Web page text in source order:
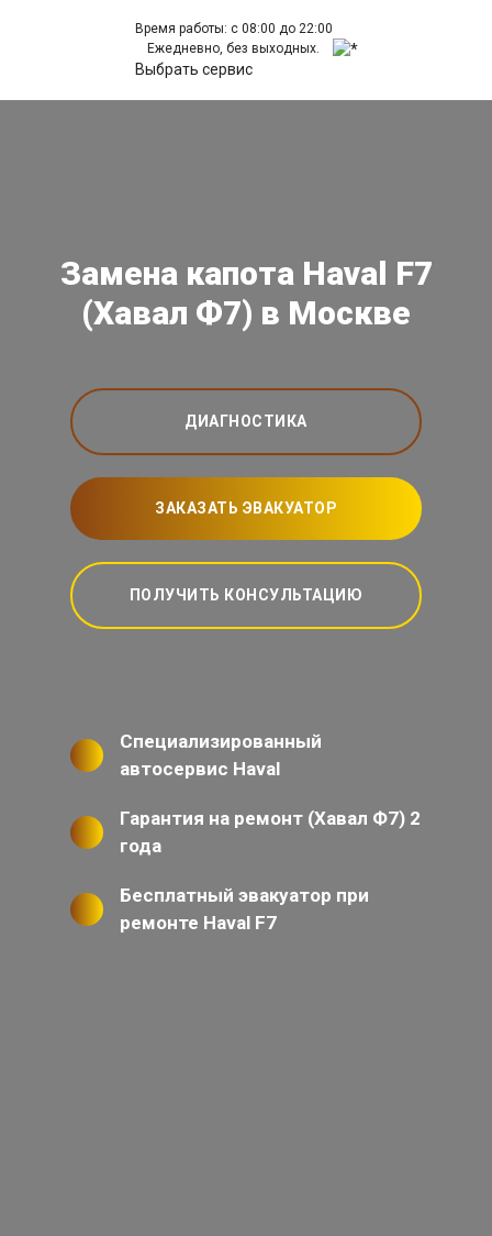
Время работы: с 08:00 до 22:00
Ежедневно, без выходных.
Выбрать сервис
Замена капота Haval F7
(Хавал Ф7) в Москве
ДИАГНОСТИКА
ЗАКАЗАТЬ ЭВАКУАТОР
ПОЛУЧИТЬ КОНСУЛЬТАЦИЮ
Специализированный
автосервис Haval
Гарантия на ремонт (Хавал Ф7) 2
года
Бесплатный эвакуатор при
ремонте Haval F7